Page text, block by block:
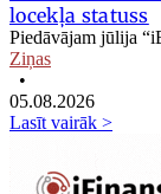
locekļa statuss
Piedāvājam jūlija
Ziņas
•
05.08.2026
Lasīt vairāk >